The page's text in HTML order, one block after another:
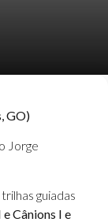
GO)
Jorge
guiadas
Cânions I e